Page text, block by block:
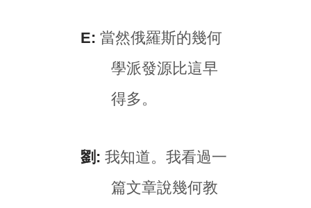
E: 當然俄羅斯的幾何
學派發源比這早
得多。
劉: 我知道。我看過一
篇文章說幾何教